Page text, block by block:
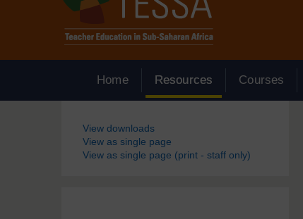
Home Resources Courses
Blocs
View downloads
View as single page
View as single page (print - staff only)